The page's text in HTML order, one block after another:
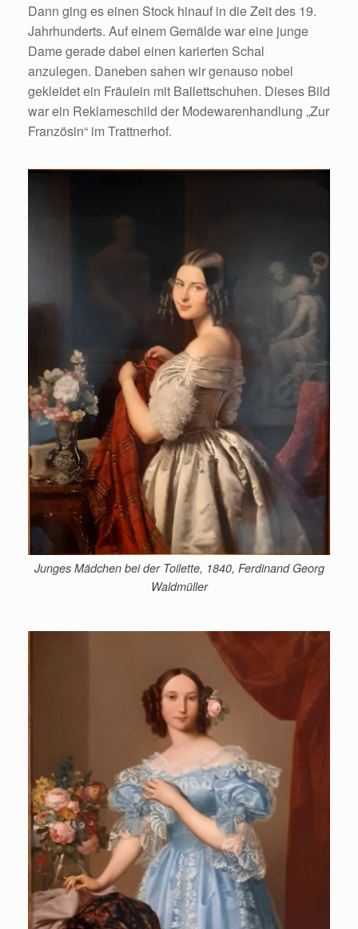
Dann ging es einen Stock hinauf in die Zeit des 19.
Jahrhunderts. Auf einem Gemälde war eine junge
Dame gerade dabei einen karierten Schal
anzulegen. Daneben sahen wir genauso nobel
gekleidet ein Fräulein mit Ballettschuhen. Dieses Bild
war ein Reklameschild der Modewarenhandlung „Zur
Französin“ im Trattnerhof.
Junges Mädchen bei der Toilette, 1840, Ferdinand Georg
Waldmüller